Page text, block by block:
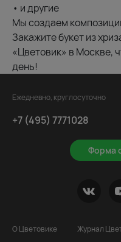
• и другие
Мы создаем
Закажите букет из
«Цветовик» в Москве,
день!
Ежедневно, круглосуточно
+7 (495) 7771028
Форма
О Цветовике Журнал